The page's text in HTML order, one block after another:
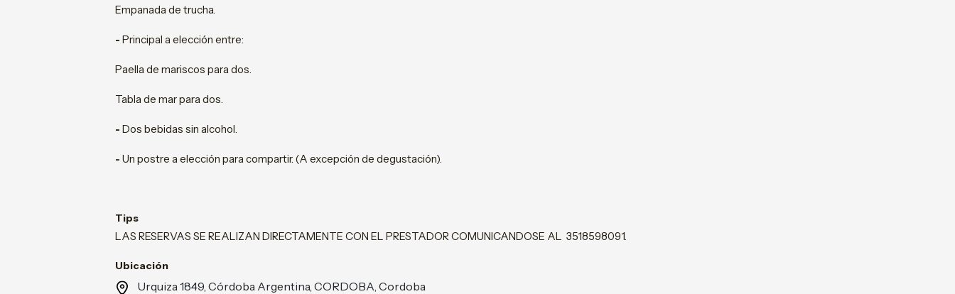
Empanada de trucha.
- Principal a elección entre:
Paella de mariscos para dos.
Tabla de mar para dos.
- Dos bebidas sin alcohol.
- Un postre a elección para compartir. (A excepción de degustación).
Tips
LAS RESERVAS SE REALIZAN DIRECTAMENTE CON EL PRESTADOR COMUNICANDOSE AL 3518598091.
Ubicación
Urquiza 1849, Córdoba Argentina, CORDOBA, Cordoba